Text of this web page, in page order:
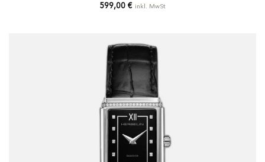
599,00 € inkl. MwSt